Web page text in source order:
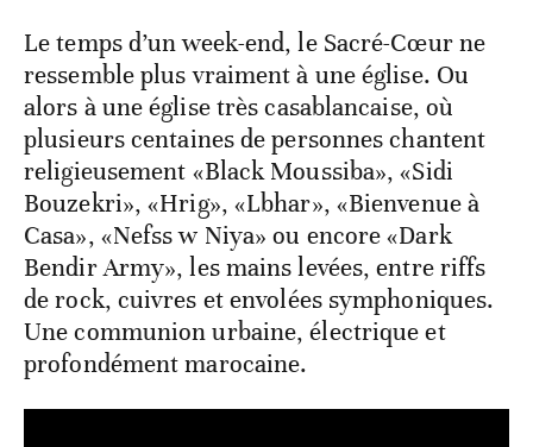
Le temps d’un week-end, le Sacré-Cœur ne
ressemble plus vraiment à une église. Ou
alors à une église très casablancaise, où
plusieurs centaines de personnes chantent
religieusement «Black Moussiba», «Sidi
Bouzekri», «Hrig», «Lbhar», «Bienvenue à
Casa», «Nefss w Niya» ou encore «Dark
Bendir Army», les mains levées, entre riffs
de rock, cuivres et envolées symphoniques.
Une communion urbaine, électrique et
profondément marocaine.